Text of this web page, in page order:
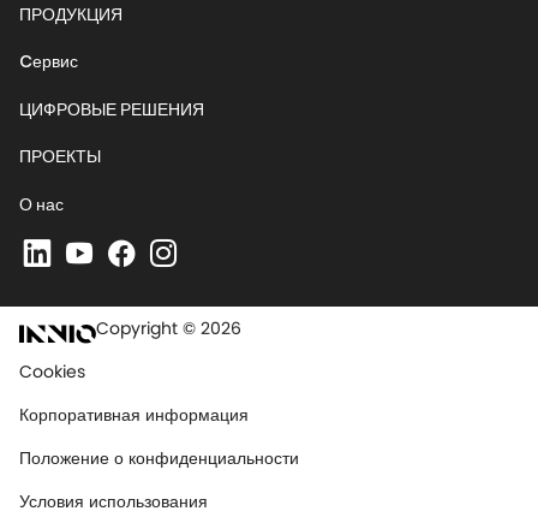
ПРОДУКЦИЯ
Cервис
ЦИФРОВЫЕ РЕШЕНИЯ
ПРОЕКТЫ
О нас
Copyright © 2026
Cookies
Корпоративная информация
Положение о конфиденциальности
Условия использования